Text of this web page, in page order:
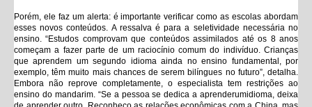
Porém, ele faz um alerta: é importante verificar como as escolas abordam
esses novos conteúdos. A ressalva é para a seletividade necessária no
ensino. “Estudos comprovam que conteúdos assimilados até os 8 anos
começam a fazer parte de um raciocínio comum do indivíduo. Crianças
que aprendem um segundo idioma ainda no ensino fundamental, por
exemplo, têm muito mais chances de serem bilíngues no futuro”, detalha.
Embora não reprove completamente, o especialista tem restrições ao
ensino do mandarim. “Se a pessoa se dedica a aprenderumidioma, deixa